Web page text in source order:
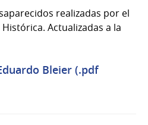
realizadas por el
Actualizadas a la
Bleier (.pdf